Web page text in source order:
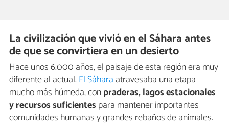
La civilización que vivió en el Sáhara antes
de que se convirtiera en un desierto
Hace unos 6.000 años, el paisaje de esta región era muy
diferente al actual. El Sáhara atravesaba una etapa
mucho más húmeda, conpraderas, lagos estacionales
y recursos suficientes para mantener importantes
comunidades humanas y grandes rebaños de animales.